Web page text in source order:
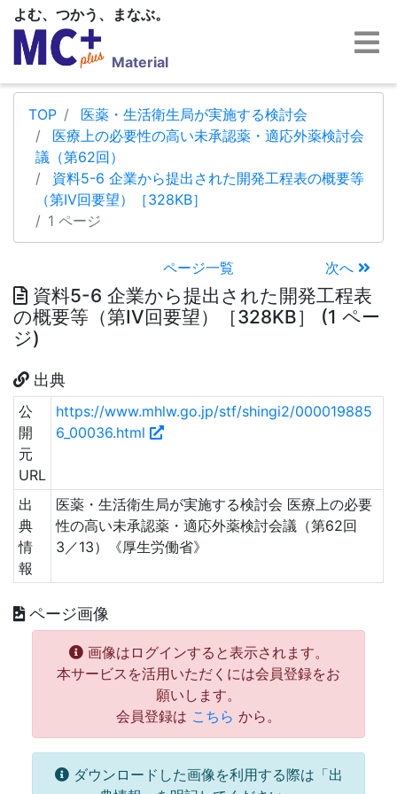
よむ、つかう、まなぶ。
Material
TOP
医薬・生活衛生局が実施する検討会
医療上の必要性の高い未承認薬・適応外薬検討会
議（第62回）
資料5-6 企業から提出された開発工程表の概要等
（第IV回要望）［328KB］
1 ページ
ページ一覧 次へ
資料5-6 企業から提出された開発工程表
の概要等（第IV回要望）［328KB］ (1 ペー
ジ)
出典
公
開
元
URL
https://www.mhlw.go.jp/stf/shingi2/000019885
6_00036.html
出
典
情
報
医薬・生活衛生局が実施する検討会 医療上の必要
性の高い未承認薬・適応外薬検討会議（第62回
3／13）《厚生労働省》
ページ画像
画像はログインすると表示されます。
本サービスを活用いただくには会員登録をお
願いします。
会員登録は こちら から。
ダウンロードした画像を利用する際は「出